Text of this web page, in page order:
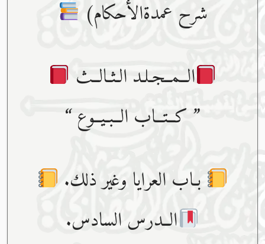
شرح عمدةالأحكام)
الــمــجـلـد الـثـالــث
” كــتــاب الــبـيــوع “
بـاب العرايا وغير ذلك.
الــدرس السادس.